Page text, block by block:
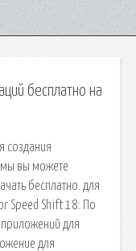
бесплатно на
создания
вы можете
бесплатно. для
Speed Shift 18: По
для
для